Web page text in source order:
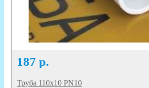
187 р.
Труба 110х10 PN10